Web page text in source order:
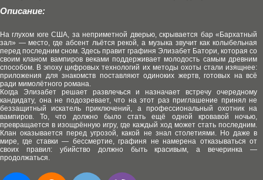
Описание:
На глухом юге США, за неприметной дверью, скрывается бар «Бархатный
зал» — место, где абсент льётся рекой, а музыка звучит как колыбельная
перед последним сном. Здесь правит графиня Элизабет Батори, которая со
своим кланом вампиров веками поддерживает молодость самым древним
способом. В эпоху цифровых технологий их методы охоты стали изящнее:
приложения для знакомств поставляют одиноких жертв, готовых на всё
ради мимолётного романа.
Когда Элизабет решает развлечься и назначает встречу очередному
кандидату, она не подозревает, что на этот раз приглашение принял не
беззащитный искатель приключений, а профессиональный охотник на
вампиров. То, что должно было стать ещё одной кровавой ночью,
превращается в изощрённую игру, где каждый ход может стать последним.
Клан оказывается перед угрозой, какой не знал столетиями. Но даже в
мире, где ставки — бессмертие, графиня не намерена отказываться от
своих правил: убийство должно быть красивым, а вечеринка —
продолжаться.